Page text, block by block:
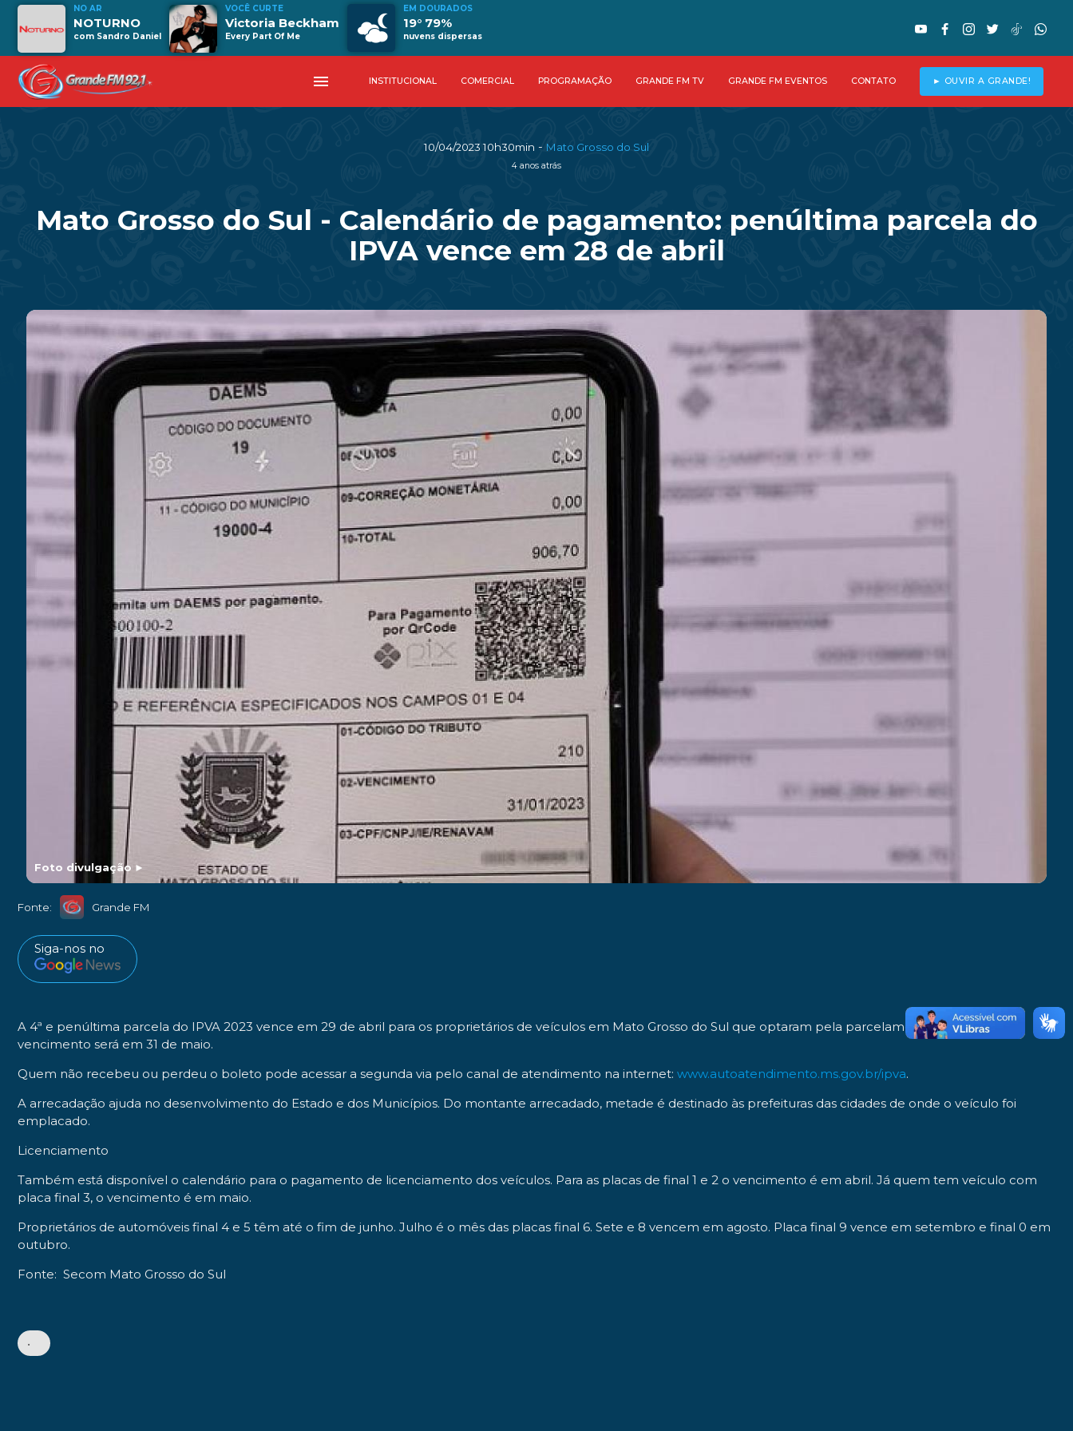
NO AR
NOTURNO
com Sandro Daniel
VOCÊ CURTE
Victoria Beckham
Every Part Of Me
EM DOURADOS
19° 79%
nuvens dispersas
menu INSTITUCIONAL COMERCIAL PROGRAMAÇÃO GRANDE FM TV GRANDE FM EVENTOS CONTATO ► OUVIR A GRANDE!
10/04/2023 10h30min - Mato Grosso do Sul
4 anos atrás
Mato Grosso do Sul - Calendário de pagamento: penúltima parcela do
IPVA vence em 28 de abril
Foto divulgação ►
Fonte: Grande FM
Siga-nos no
A 4ª e penúltima parcela do IPVA 2023 vence em 29 de abril para os proprietários de veículos em Mato Grosso do Sul que optaram pela parcelamento. O último
vencimento será em 31 de maio.
Quem não recebeu ou perdeu o boleto pode acessar a segunda via pelo canal de atendimento na internet: www.autoatendimento.ms.gov.br/ipva.
A arrecadação ajuda no desenvolvimento do Estado e dos Municípios. Do montante arrecadado, metade é destinado às prefeituras das cidades de onde o veículo foi
emplacado.
Licenciamento
Também está disponível o calendário para o pagamento de licenciamento dos veículos. Para as placas de final 1 e 2 o vencimento é em abril. Já quem tem veículo com
placa final 3, o vencimento é em maio.
Proprietários de automóveis final 4 e 5 têm até o fim de junho. Julho é o mês das placas final 6. Sete e 8 vencem em agosto. Placa final 9 vence em setembro e final 0 em
outubro.
Fonte: Secom Mato Grosso do Sul
•